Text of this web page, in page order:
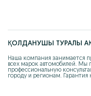
ҚОЛДАНУШЫ ТУРАЛЫ
Наша компания занимается
всех марок автомобилей. Мы
профессиональную
городу и регионам. Гарантия